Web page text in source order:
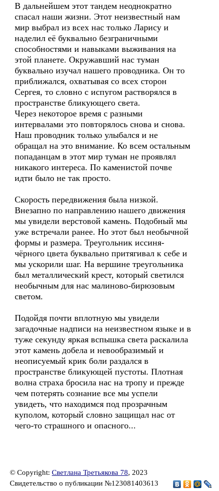
В дальнейшем этот тандем неоднократно
спасал наши жизни. Этот неизвестный нам
мир выбрал из всех нас только Ларису и
наделил её буквально безграничными
способностями и навыками выживания на
этой планете. Окружавший нас туман
буквально изучал нашего проводника. Он то
приближался, охватывая со всех сторон
Сергея, то словно с испугом растворялся в
пространстве бликующего света.
Через некоторое время с разными
интервалами это повторялось снова и снова.
Наш проводник только улыбался и не
обращал на это внимание. Ко всем остальным
попаданцам в этот мир туман не проявлял
никакого интереса. По каменистой почве
идти было не так просто.
Скорость передвижения была низкой.
Внезапно по направлению нашего движения
мы увидели верстовой камень. Подобный мы
уже встречали ранее. Но этот был необычной
формы и размера. Треугольник иссиня-
чёрного цвета буквально притягивал к себе и
мы ускорили шаг. На вершине треугольника
был металлический крест, который светился
необычным для нас малиново-бирюзовым
светом.
Подойдя почти вплотную мы увидели
загадочные надписи на неизвестном языке и в
туже секунду яркая вспышка света раскалила
этот камень добела и невообразимый и
неописуемый крик боли раздался в
пространстве бликующей пустоты. Плотная
волна страха бросила нас на тропу и прежде
чем потерять сознание все мы успели
увидеть, что находимся под прозрачным
куполом, который словно защищал нас от
чего-то страшного и опасного...
© Copyright: Светлана Третьякова 78, 2023
Свидетельство о публикации №123081403613